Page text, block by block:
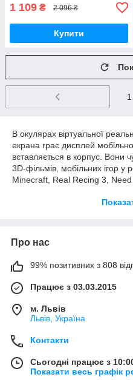
1 109 ₴ 2 096 ₴
Купити
1
В окулярах віртуальної
екрана грає дисплей
вставляється в корпус. Вони
3D-фільмів, мобільних ігор у
Minecraft, Real Recing 3,
категорії, крім окуляр VR
Про нас
99% позитивних з 808
Працює з 03.03.2015
м. Львів
Львів, Україна
Контакти
Сьогодні працює з
Показати весь графік